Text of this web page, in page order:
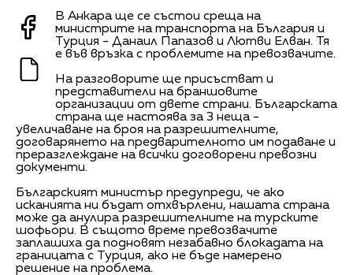
В Анкара ще се състои среща на
министрите на транспорта на България и
Турция - Данаил Папазов и Лютви Елван. Тя
е във връзка с проблемите на превозвачите.
На разговорите ще присъстват и
представители на браншовите
организации от двете страни. Българската
страна ще настоява за 3 неща -
увеличаване на броя на разрешителните,
договарянето на предварителното им подаване и
преразглеждане на всички договорени превозни
документи.
Българският министър предупреди, че ако
исканията ни бъдат отхвърлени, нашата страна
може да анулира разрешителните на турските
шофьори. В същото време превозвачите
заплашиха да подновят незабавно блокадата на
границата с Турция, ако не бъде намерено
решение на проблема.